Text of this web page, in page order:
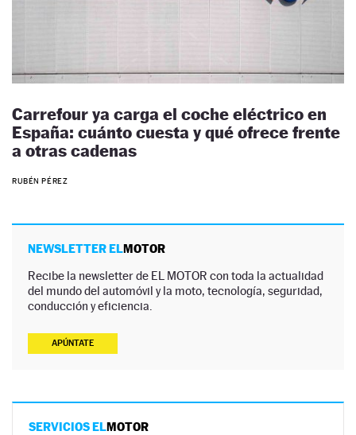
Carrefour ya carga el coche eléctrico en
España: cuánto cuesta y qué ofrece frente
a otras cadenas
RUBÉN PÉREZ
NEWSLETTER ELMOTOR
Recibe la newsletter de EL MOTOR con toda la actualidad
del mundo del automóvil y la moto, tecnología, seguridad,
conducción y eficiencia.
APÚNTATE
SERVICIOS ELMOTOR